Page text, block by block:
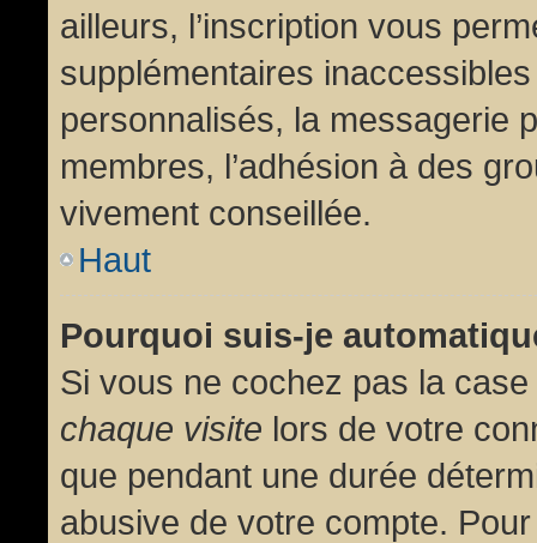
ailleurs, l’inscription vous
supplémentaires
personnalisés, la messagerie
membres, l’adhésion à des
vivement conseillée.
Haut
Pourquoi suis-je
Si vous ne cochez pas la case
chaque visite lors de votre
que pendant une durée
abusive de votre compte.